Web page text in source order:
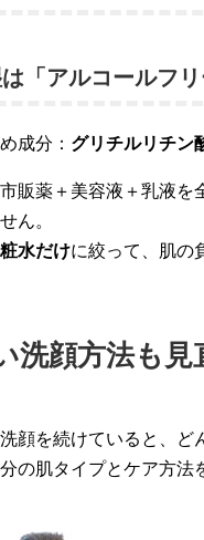
「アルコールフ
成分： グリチルリチン
販薬＋美容液＋乳液を
ん。
水だけに絞って、肌の
洗顔方法も見
顔を続けていると、ど
の肌タイプとケア方法